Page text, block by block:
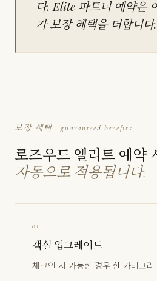
다. Elite 파트너 예약은
가 보장 혜택을 더합니다.
보장 혜택 · guaranteed benefits
로즈우드 엘리트 예약
자동으로 적용됩니다.
01
객실 업그레이드
체크인 시 가능한 경우 한 카테고리